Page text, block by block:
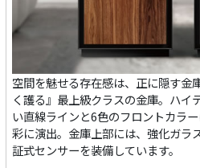
空間を魅せる存在感は、正に隠す金
く護る』最上級クラスの金庫。ハイ
い直線ラインと6色のフロントカラ
彩に演出。金庫上部には、強化ガラ
証式センサーを装備しています。